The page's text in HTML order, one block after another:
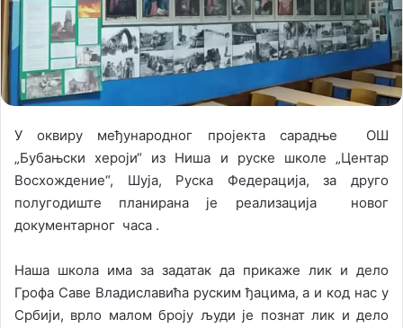
X a
i
l
У оквиру међународног пројекта сарадње ОШ
„Бубањски хероји“ из Ниша и руске школе „Центар
Восхождение“, Шуја, Руска Федерација, за друго
полугодиште планирана је реализација новог
документарног часа .
Наша школа има за задатак да прикаже лик и дело
Грофа Саве Владиславића руским ђацима, а и код нас у
Србији, врло малом броју људи је познат лик и дело